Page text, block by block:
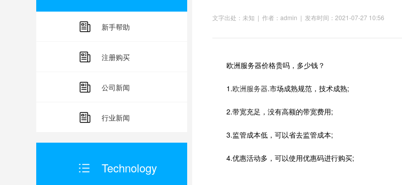
新手帮助
注册购买
公司新闻
行业新闻
Technology
文字出处：未知 | 作者：admin | 发布时间：2021-07-27 10:56
欧洲服务器价格贵吗，多少钱？
1.欧洲服务器.市场成熟规范，技术成熟;
2.带宽充足，没有高额的带宽费用;
3.监管成本低，可以省去监管成本;
4.优惠活动多，可以使用优惠码进行购买;